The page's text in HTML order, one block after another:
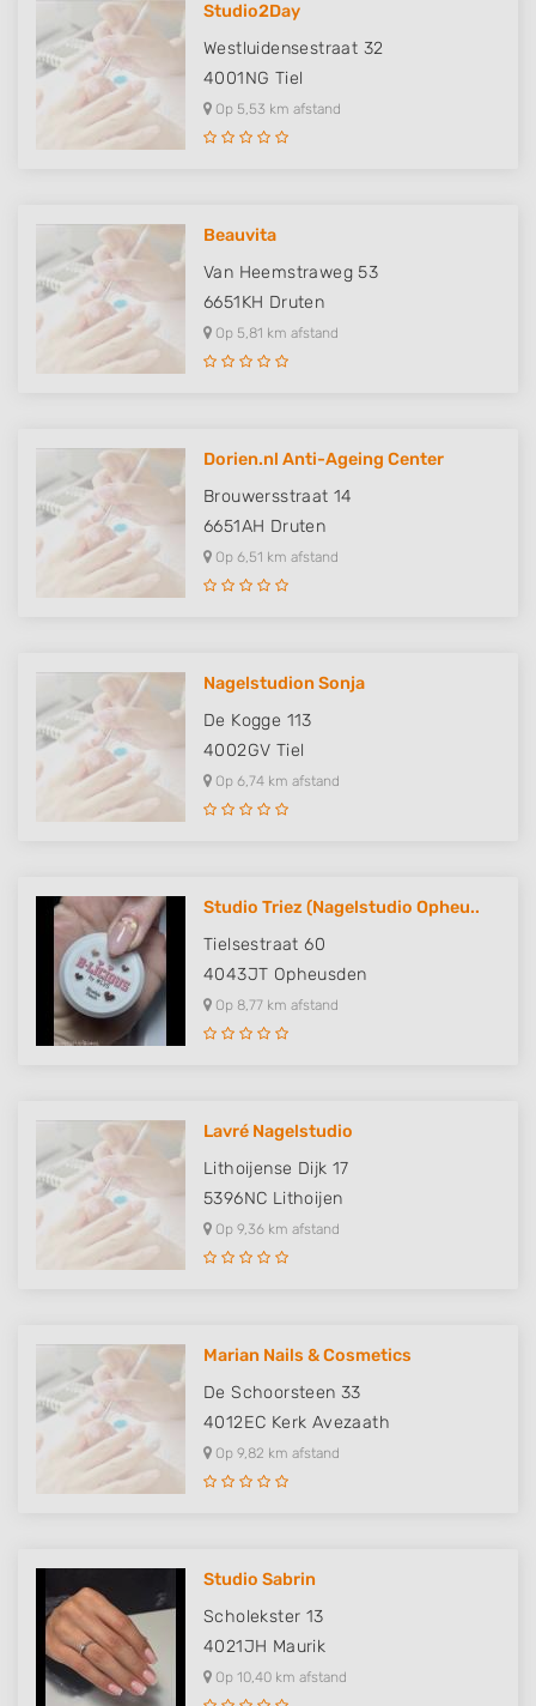
Studio2Day
Westluidensestraat 32
4001NG Tiel
Op 5,53 km afstand
Beauvita
Van Heemstraweg 53
6651KH Druten
Op 5,81 km afstand
Dorien.nl Anti-Ageing Center
Brouwersstraat 14
6651AH Druten
Op 6,51 km afstand
Nagelstudion Sonja
De Kogge 113
4002GV Tiel
Op 6,74 km afstand
Studio Triez (Nagelstudio Opheu..
Tielsestraat 60
4043JT Opheusden
Op 8,77 km afstand
Lavré Nagelstudio
Lithoijense Dijk 17
5396NC Lithoijen
Op 9,36 km afstand
Marian Nails & Cosmetics
De Schoorsteen 33
4012EC Kerk Avezaath
Op 9,82 km afstand
Studio Sabrin
Scholekster 13
4021JH Maurik
Op 10,40 km afstand